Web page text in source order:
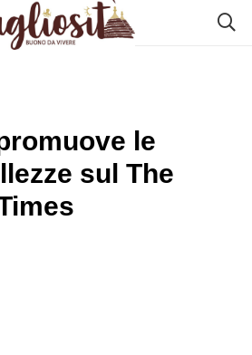
le
sul The